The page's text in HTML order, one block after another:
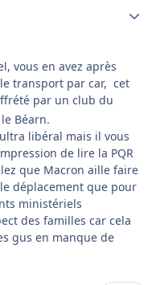
vous en avez après
transport par car, cet
par un club du
Béarn.
libéral mais il vous
de lire la PQR
que Macron aille faire
déplacement que pour
ministériels
des familles car cela
gus en manque de